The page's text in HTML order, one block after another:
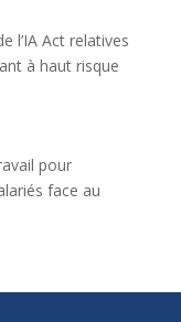
l’IA Act relatives
à haut risque
pour
face au